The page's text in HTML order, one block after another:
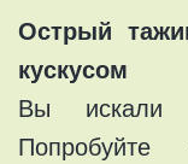
Острый
кускусом
Вы искали